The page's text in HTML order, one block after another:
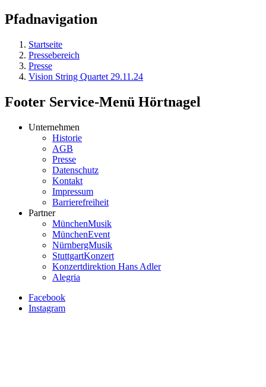
Pfadnavigation
Startseite
Pressebereich
Presse
Vision String Quartet 29.11.24
Footer Service-Menü Hörtnagel
Unternehmen
Historie
AGB
Presse
Datenschutz
Kontakt
Impressum
Barrierefreiheit
Partner
MünchenMusik
MünchenEvent
NürnbergMusik
StuttgartKonzert
Konzertdirektion Hans Adler
Alegria
Facebook
Instagram